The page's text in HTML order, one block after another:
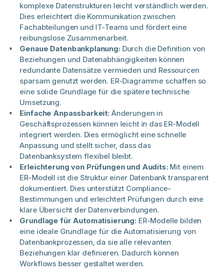
komplexe Datenstrukturen leicht verständlich werden.
Dies erleichtert die Kommunikation zwischen
Fachabteilungen und IT-Teams und fördert eine
reibungslose Zusammenarbeit.
Genaue Datenbankplanung: Durch die Definition von
Beziehungen und Datenabhängigkeiten können
redundante Datensätze vermieden und Ressourcen
sparsam genutzt werden. ER-Diagramme schaffen so
eine solide Grundlage für die spätere technische
Umsetzung.
Einfache Anpassbarkeit: Änderungen in
Geschäftsprozessen können leicht in das ER-Modell
integriert werden. Dies ermöglicht eine schnelle
Anpassung und stellt sicher, dass das
Datenbanksystem flexibel bleibt.
Erleichterung von Prüfungen und Audits: Mit einem
ER-Modell ist die Struktur einer Datenbank transparent
dokumentiert. Dies unterstützt Compliance-
Bestimmungen und erleichtert Prüfungen durch eine
klare Übersicht der Datenverbindungen.
Grundlage für Automatisierung: ER-Modelle bilden
eine ideale Grundlage für die Automatisierung von
Datenbankprozessen, da sie alle relevanten
Beziehungen klar definieren. Dadurch können
Workflows besser gestaltet werden.